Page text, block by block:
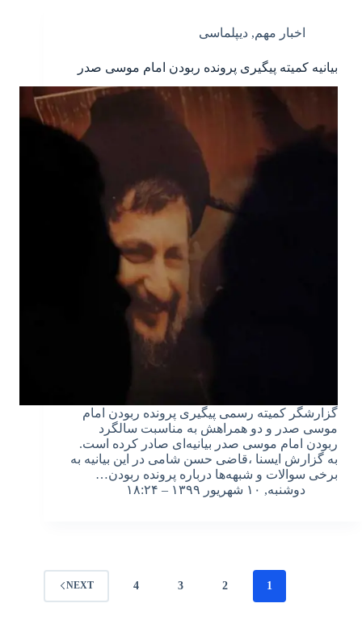
اخبار مهم, دیپلماسی
بیانیه کمیته پیگیری پرونده‌ ربودن امام موسی صدر
گزارشگر کمیته رسمی پیگیری پرونده‌ ربودن امام
موسی صدر و دو همراهش به مناسبت سالگرد
ربودن امام موسی صدر بیانیه‌ای صادر کرده است.
به گزارش ایسنا ،قاضی حسن شامی در این بیانیه به
برخی سوالات و شبهه‌ها درباره پرونده ربودن…
دوشنبه, ۱۰ شهریور ۱۳۹۹ – ۱۸:۲۴
1
2
3
4
NEXT